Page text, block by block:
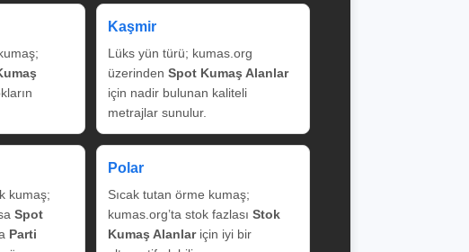
Kaşmir
Lüks yün türü; kumas.org
üzerinden Spot Kumaş Alanlar
için nadir bulunan kaliteli
metrajlar sunulur.
kumaş;
Spot
Parti
Polar
Sıcak tutan örme kumaş;
kumas.org’ta stok fazlası Stok
Kumaş Alanlariçin iyi bir